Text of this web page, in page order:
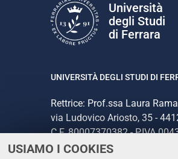
USIAMO I COOKIES
Università
degli Studi
di Ferrara
UNIVERSITÀ DEGLI STUDI DI
Rettrice: Prof.ssa Laura
via Ludovico Ariosto, 35 -
C.F. 80007370382 - P.IVA